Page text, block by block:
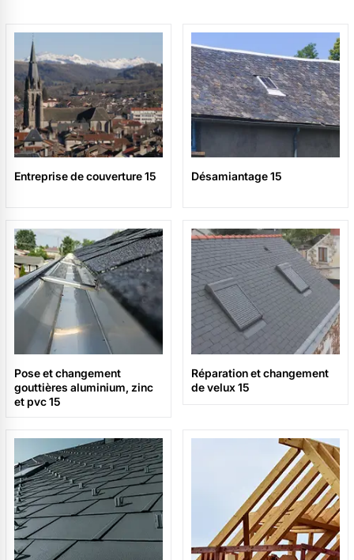
Entreprise de couverture 15 Désamiantage 15
Pose et changement
gouttières aluminium, zinc
et pvc 15
Réparation et changement
de velux 15